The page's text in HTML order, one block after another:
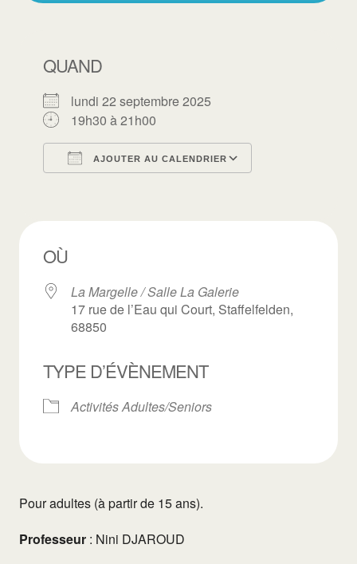
QUAND
lundi 22 septembre 2025
19h30 à 21h00
AJOUTER AU CALENDRIER
OÙ
La Margelle / Salle La Galerie
17 rue de l’Eau qui Court, Staffelfelden,
68850
TYPE D’ÉVÈNEMENT
Activités Adultes/Seniors
Pour adultes (à partir de 15 ans).
Professeur : Nini DJAROUD